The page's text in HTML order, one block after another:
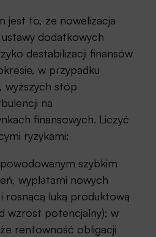
jest to, że nowelizacja
dodatkowych
destabilizacji finansów
w przypadku
wyższych stóp
na
finansowych. Liczyć
ryzykami:
szybkim
wypłatami nowych
rosnącą luką produktową
wzrost potencjalny); w
rentowność obligacji